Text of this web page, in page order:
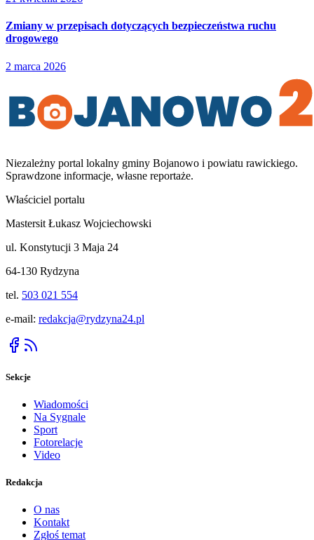
Zmiany w przepisach dotyczących bezpieczeństwa ruchu
drogowego
2 marca 2026
Niezależny portal lokalny gminy Bojanowo i powiatu rawickiego.
Sprawdzone informacje, własne reportaże.
Właściciel portalu
Mastersit Łukasz Wojciechowski
ul. Konstytucji 3 Maja 24
64-130 Rydzyna
tel. 503 021 554
e-mail: redakcja@rydzyna24.pl
Sekcje
Wiadomości
Na Sygnale
Sport
Fotorelacje
Video
Redakcja
O nas
Kontakt
Zgłoś temat